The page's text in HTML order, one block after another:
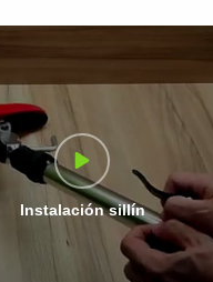
Instalación sillín